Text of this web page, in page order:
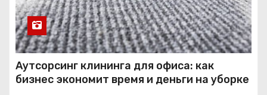
Аутсорсинг клининга для офиса: как
бизнес экономит время и деньги на уборке